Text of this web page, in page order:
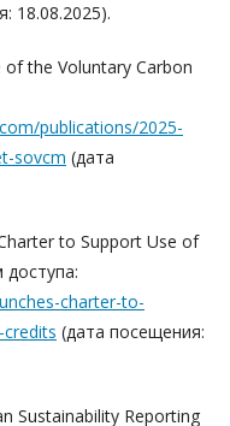
18.08.2025).
the Voluntary Carbon
publications/2025-
sovcm (дата
to Support Use of
charter-to-
(дата посещения:
Sustainability Reporting